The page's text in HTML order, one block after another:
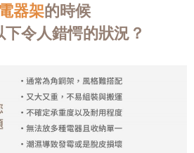
電器架的時候
下令人錯愕的狀況？